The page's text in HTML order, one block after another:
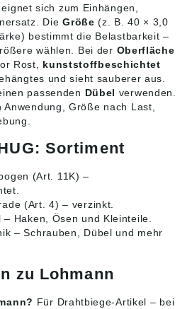
sich zum Einhängen,
DieGröße (z. B. 40 × 3,0
bestimmt die Belastbarkeit –
wählen. Bei der Oberfläche
Rost, kunststoffbeschichtet
und sieht sauberer aus.
passenden Dübel verwenden.
Größe nach Last,
Sortiment
(Art. 11K) –
(Art. 4) – verzinkt.
– Haken, Ösen und Kleinteile.
– Schrauben, Dübel und mehr
zu Lohmann
Für Drahtbiege-Artikel – bei